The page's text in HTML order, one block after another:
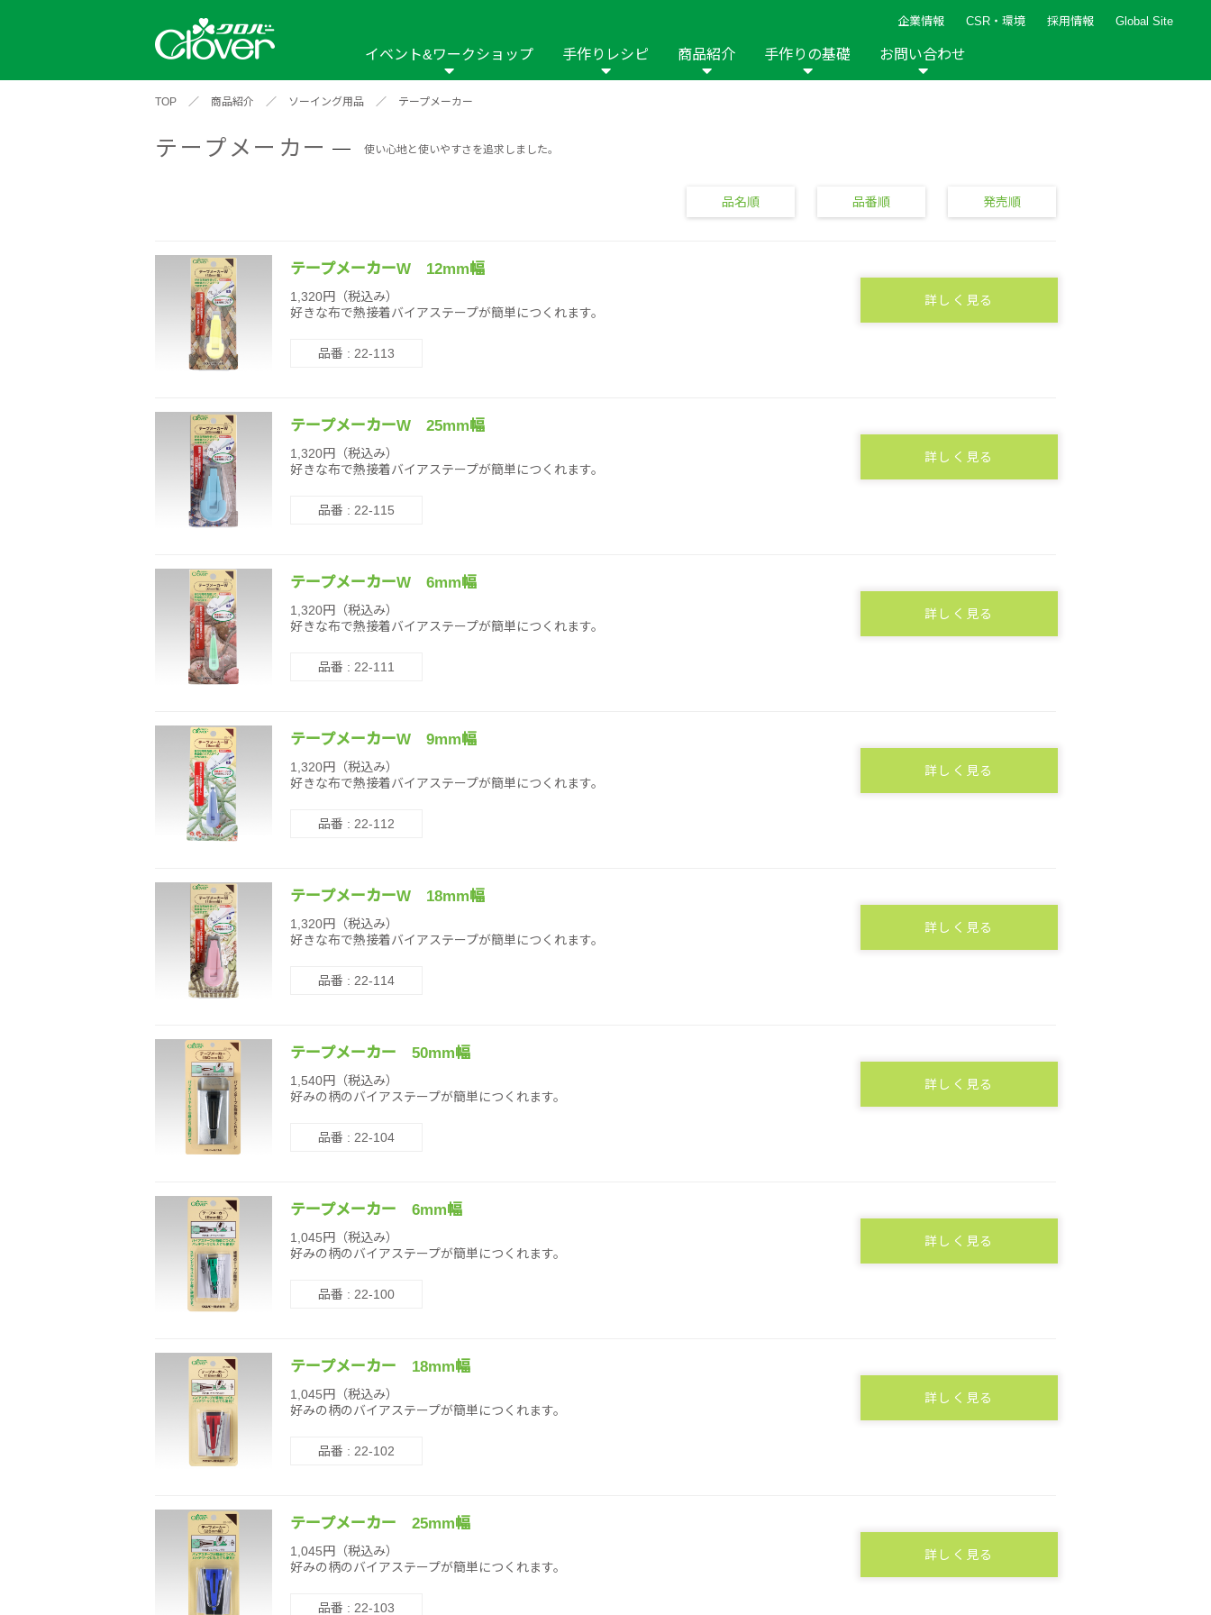
企業情報 CSR・環境 採用情報 Global Site
イベント&ワークショップ
2026年 2025年 2024年 2023年 2022年
イベントレポート
2024年 2020年 2019年 2018年 2017年 2016年 2013年 2012年
手作りレシピ
アイテムから探す
糸の手芸
羊毛の手芸
編み物
商品紹介
新商品一覧 縫い針 ソーイング用品 はさみ
手作りの基礎 お問い合わせ
TOP ／ 商品紹介 ／ ソーイング用品 ／ テープメーカー
テープメーカー 使い心地と使いやすさを追求しました。
品名順 品番順 発売順
テープメーカーW 12mm幅
1,320円（税込み）
好きな布で熱接着バイアステープが簡単につくれます。
品番 : 22-113
詳しく見る
テープメーカーW 25mm幅
1,320円（税込み）
好きな布で熱接着バイアステープが簡単につくれます。
品番 : 22-115
詳しく見る
テープメーカーW 6mm幅
1,320円（税込み）
好きな布で熱接着バイアステープが簡単につくれます。
品番 : 22-111
詳しく見る
テープメーカーW 9mm幅
1,320円（税込み）
好きな布で熱接着バイアステープが簡単につくれます。
品番 : 22-112
詳しく見る
テープメーカーW 18mm幅
1,320円（税込み）
好きな布で熱接着バイアステープが簡単につくれます。
品番 : 22-114
詳しく見る
テープメーカー 50mm幅
1,540円（税込み）
好みの柄のバイアステープが簡単につくれます。
品番 : 22-104
詳しく見る
テープメーカー 6mm幅
1,045円（税込み）
好みの柄のバイアステープが簡単につくれます。
品番 : 22-100
詳しく見る
テープメーカー 18mm幅
1,045円（税込み）
好みの柄のバイアステープが簡単につくれます。
品番 : 22-102
詳しく見る
テープメーカー 25mm幅
1,045円（税込み）
好みの柄のバイアステープが簡単につくれます。
品番 : 22-103
詳しく見る